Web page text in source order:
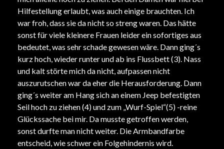
Hilfestellung erlaubt, was auch einige brauchten. Ich
war froh, dass sie da nicht so streng waren. Das hätte
sonst für viele kleinere Frauen leider ein sofortiges aus
bedeutet, was sehr schade gewesen wäre. Dann ging´s
kurz hoch, wieder runter und ab ins Flussbett (3). Nass
und kalt störte mich da nicht, aufpassen nicht
auszurutschen war da eher die Herausforderung. Dann
ging´s weiter am Hang sich an einem Jeep befestigten
Seil hoch zu ziehen (4) und zum „Wurf-Spiel“(5) -reine
Glückssache bei mir. Da musste getroffen werden,
sonst durfte man nicht weiter. Die Armbandfarbe
entscheid, wie schwer ein Folgehindernis wird.